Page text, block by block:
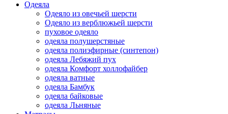
Одеяла
Одеяло из овечьей шерсти
Одеяло из верблюжьей шерсти
пуховое одеяло
одеяла полушерстяные
одеяла полиэфирные (синтепон)
одеяла Лебяжий пух
одеяла Комфорт холлофайбер
одеяла ватные
одеяла Бамбук
одеяла байковые
одеяла Льняные